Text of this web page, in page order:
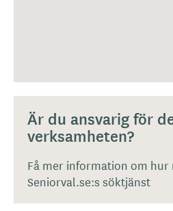
Är du ansvarig för
verksamheten?
Få mer information om hur
Seniorval.se:s söktjänst